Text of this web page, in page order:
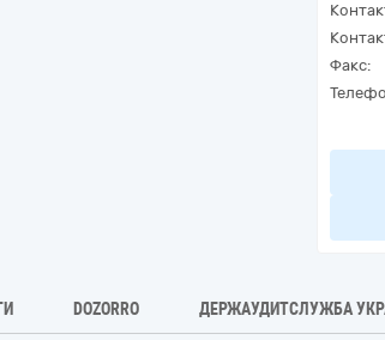
Факс:
DOZORRO ДЕРЖАУДИТСЛУЖБА